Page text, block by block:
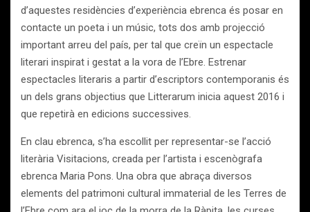
d’aquestes residències d’experiència ebrenca és posar en
contacte un poeta i un músic, tots dos amb projecció
important arreu del país, per tal que creïn un espectacle
literari inspirat i gestat a la vora de l’Ebre. Estrenar
espectacles literaris a partir d’escriptors contemporanis és
un dels grans objectius que Litterarum inicia aquest 2016 i
que repetirà en edicions successives.
En clau ebrenca, s’ha escollit per representar-se l’acció
literària Visitacions, creada per l’artista i escenògrafa
ebrenca Maria Pons. Una obra que abraça diversos
elements del patrimoni cultural immaterial de les Terres de